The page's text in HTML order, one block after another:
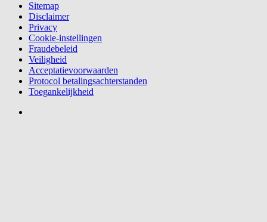
Sitemap
Disclaimer
Privacy
Cookie-instellingen
Fraudebeleid
Veiligheid
Acceptatievoorwaarden
Protocol betalingsachterstanden
Toegankelijkheid